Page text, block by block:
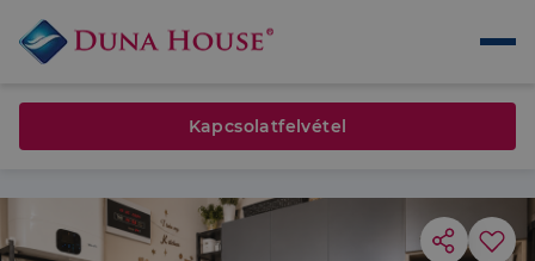
Kapcsolatfelvétel